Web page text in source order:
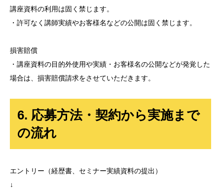
講座資料の利用は固く禁じます。
・許可なく講師実績やお客様名などの公開は固く禁じます。
損害賠償
・講座資料の目的外使用や実績・お客様名の公開などが発覚した
場合は、損害賠償請求をさせていただきます。
6. 応募方法・契約から実施まで
の流れ
エントリー（経歴書、セミナー実績資料の提出）
↓